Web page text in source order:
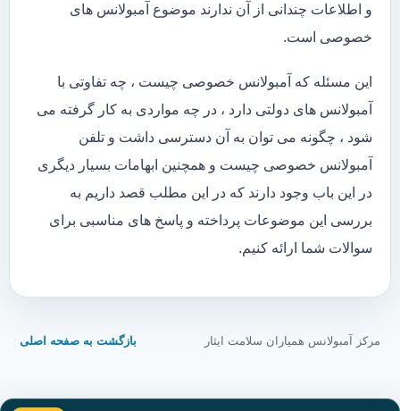
و اطلاعات چندانی از آن ندارند موضوع آمبولانس های
خصوصی است.
این مسئله که آمبولانس خصوصی چیست ، چه تفاوتی با
آمبولانس های دولتی دارد ، در چه مواردی به کار گرفته می
شود ، چگونه می توان به آن دسترسی داشت و تلفن
آمبولانس خصوصی چیست و همچنین ابهامات بسیار دیگری
در این باب وجود دارند که در این مطلب قصد داریم به
بررسی این موضوعات پرداخته و پاسخ های مناسبی برای
سوالات شما ارائه کنیم.
مرکز آمبولانس همیاران سلامت ایثار بازگشت به صفحه اصلی